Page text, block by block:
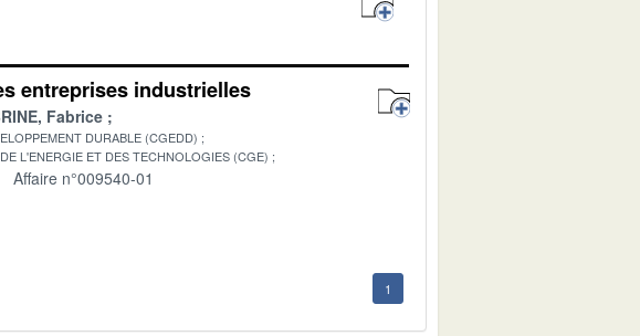
entreprises industrielles
Fabrice
DURABLE (CGEDD)
L'ENERGIE ET DES TECHNOLOGIES (CGE)
Affaire n°009540-01
1